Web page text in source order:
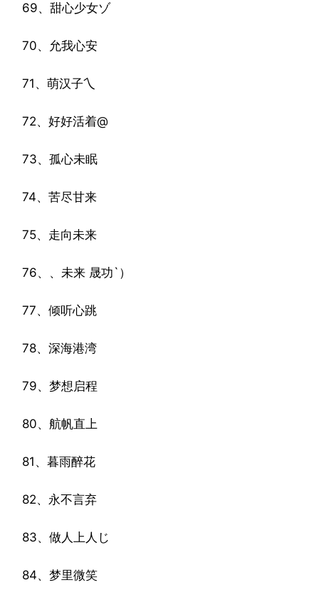
69、甜心少女ゾ
70、允我心安
71、萌汉子乀
72、好好活着@
73、孤心未眠
74、苦尽甘来
75、走向未来
76、、未来 晟功`）
77、倾听心跳
78、深海港湾
79、梦想启程
80、航帆直上
81、暮雨醉花
82、永不言弃
83、做人上人じ
84、梦里微笑